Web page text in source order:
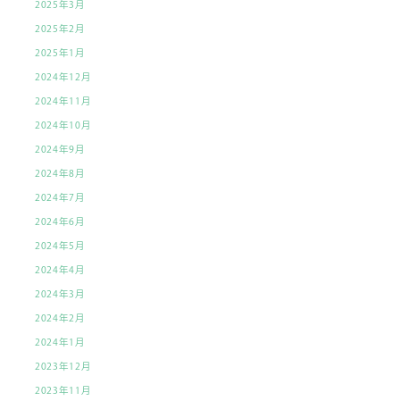
2025年3月
2025年2月
2025年1月
2024年12月
2024年11月
2024年10月
2024年9月
2024年8月
2024年7月
2024年6月
2024年5月
2024年4月
2024年3月
2024年2月
2024年1月
2023年12月
2023年11月